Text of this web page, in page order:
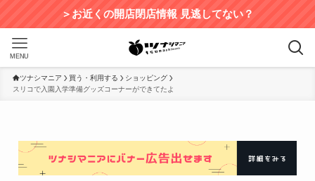
＞お近くの開店閉店情報 見逃してない？
MENU
ツナシマニア 買う・利用する
ショッピング
スリコで入園入学準備グッズコーナーができてたよ